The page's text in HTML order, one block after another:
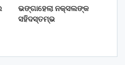
ଭଙ୍ଗାହେଲା ନକ୍ସଲଙ୍କ
ସହିଦସ୍ତମ୍ଭ